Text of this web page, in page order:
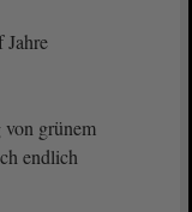
grünem
endlich